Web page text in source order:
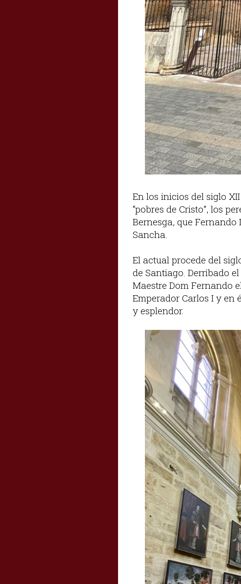
En los inicios del siglo
“pobres de Cristo”, los
Bernesga, que
Sancha.
El actual procede del
de Santiago. Derribado
Maestre Dom Fernando
Emperador Carlos I y en
y esplendor.